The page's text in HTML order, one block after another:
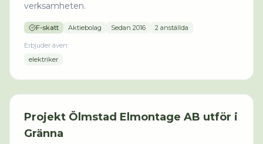
verksamheten.
F-skatt Aktiebolag Sedan 2016 2 anställda
Erbjuder även:
elektriker
Projekt Ölmstad Elmontage AB utför i
Gränna